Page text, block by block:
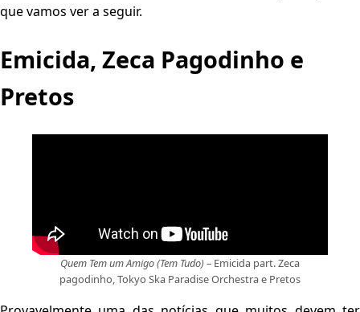
que vamos ver a seguir.
Emicida, Zeca Pagodinho e
Pretos
Quem Tem um Amigo (Tem Tudo)– Emicida part. Zeca
pagodinho, Tokyo Ska Paradise Orchestra e Pretos